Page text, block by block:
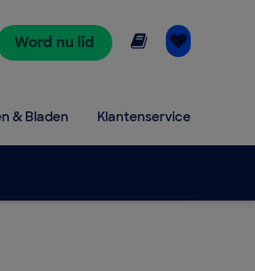
Word nu lid Online lezen
& Bladen Klantenservice